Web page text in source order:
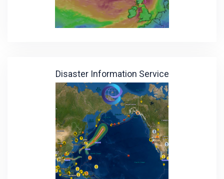
Disaster Information Service